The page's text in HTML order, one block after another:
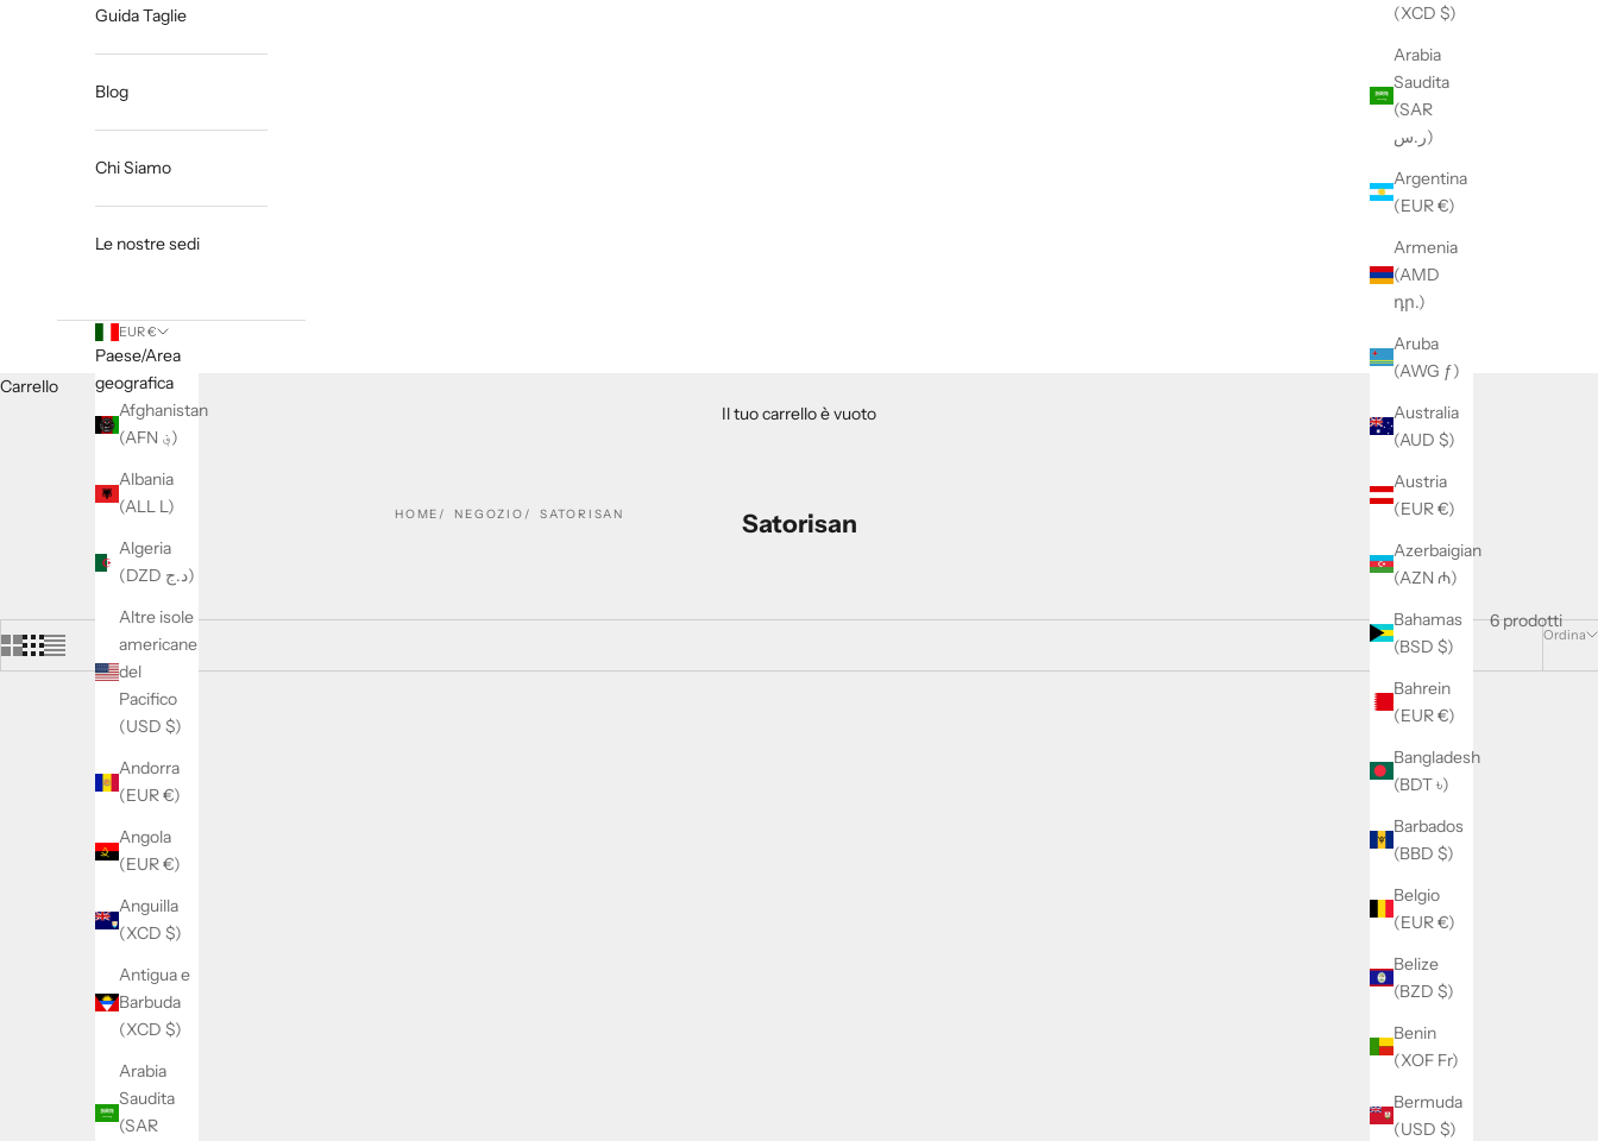
(XCD $)
Arabia
Saudita
(SAR
ر.س)
Argentina
(EUR €)
Armenia
(AMD
դր.)
Aruba
(AWG ƒ)
Australia
(AUD $)
Austria
(EUR €)
Azerbaigian
(AZN ₼)
Bahamas
(BSD $)
Bahrein
(EUR €)
Bangladesh
(BDT ৳)
Barbados
(BBD $)
Belgio
(EUR €)
Belize
(BZD $)
Benin
(XOF Fr)
Bermuda
(USD $)
Guida Taglie
Blog
Chi Siamo
Le nostre sedi
EUR €
Paese/Area
geografica
Afghanistan
(AFN ؋)
Albania
(ALL L)
Algeria
(DZD د.ج)
Altre isole
americane
del
Pacifico
(USD $)
Andorra
(EUR €)
Angola
(EUR €)
Anguilla
(XCD $)
Antigua e
Barbuda
(XCD $)
Arabia
Saudita
(SAR
Carrello
Il tuo carrello è vuoto
HOME NEGOZIO SATORISAN Satorisan
Ordina
6 prodotti
RISPARMIA 25%